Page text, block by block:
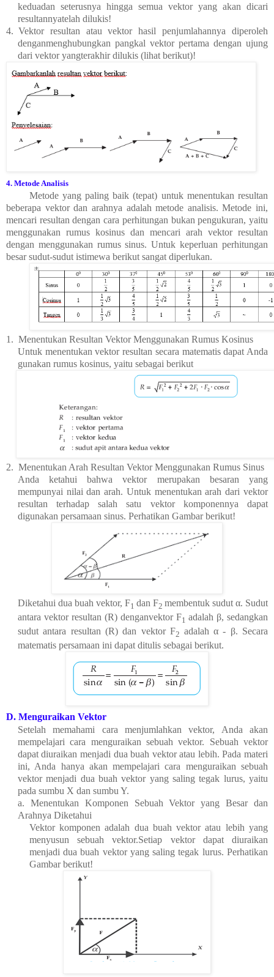
keduadan seterusnya hingga semua vektor yang akan dicari
resultannyatelah dilukis!
4. Vektor resultan atau vektor hasil penjumlahannya diperoleh
denganmenghubungkan pangkal vektor pertama dengan ujung
dari vektor yangterakhir dilukis (lihat berikut)!
4. Metode Analisis
Metode yang paling baik (tepat) untuk menentukan resultan
beberapa vektor dan arahnya adalah metode analisis. Metode ini,
mencari resultan dengan cara perhitungan bukan pengukuran, yaitu
menggunakan rumus kosinus dan mencari arah vektor resultan
dengan menggunakan rumus sinus. Untuk keperluan perhitungan
besar sudut-sudut istimewa berikut sangat diperlukan.
1. Menentukan Resultan Vektor Menggunakan Rumus Kosinus
Untuk menentukan vektor resultan secara matematis dapat Anda
gunakan rumus kosinus, yaitu sebagai berikut
2. Menentukan Arah Resultan Vektor Menggunakan Rumus Sinus
Anda ketahui bahwa vektor merupakan besaran yang
mempunyai nilai dan arah. Untuk menentukan arah dari vektor
resultan terhadap salah satu vektor komponennya dapat
digunakan persamaan sinus. Perhatikan Gambar berikut!
Diketahui dua buah vektor, F1 dan F2 membentuk sudut α. Sudut
antara vektor resultan (R) denganvektor F1 adalah β, sedangkan
sudut antara resultan (R) dan vektor F2 adalah α - β. Secara
matematis persamaan ini dapat ditulis sebagai berikut.
D. Menguraikan Vektor
Setelah memahami cara menjumlahkan vektor, Anda akan
mempelajari cara menguraikan sebuah vektor. Sebuah vektor
dapat diuraikan menjadi dua buah vektor atau lebih. Pada materi
ini, Anda hanya akan mempelajari cara menguraikan sebuah
vektor menjadi dua buah vektor yang saling tegak lurus, yaitu
pada sumbu X dan sumbu Y.
a. Menentukan Komponen Sebuah Vektor yang Besar dan
Arahnya Diketahui
Vektor komponen adalah dua buah vektor atau lebih yang
menyusun sebuah vektor.Setiap vektor dapat diuraikan
menjadi dua buah vektor yang saling tegak lurus. Perhatikan
Gambar berikut!